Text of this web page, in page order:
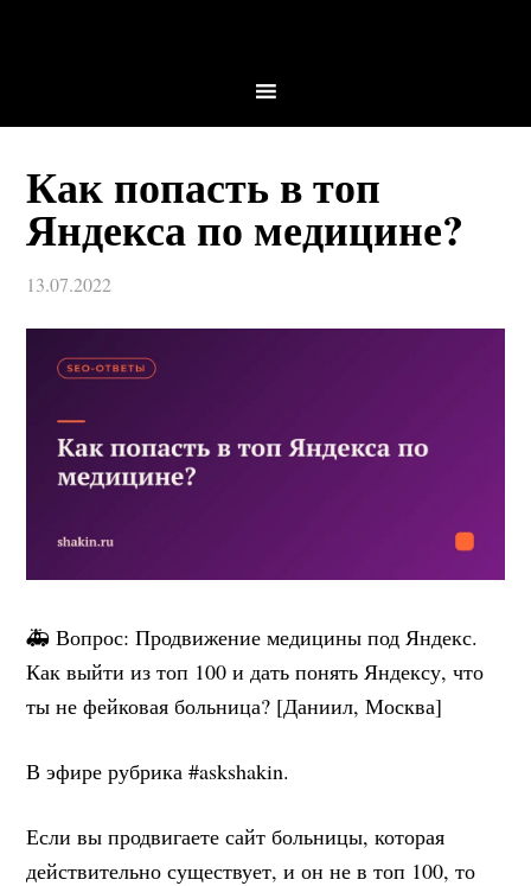
Как попасть в топ
Яндекса по медицине?
13.07.2022
🚑 Вопрос: Продвижение медицины под Яндекс.
Как выйти из топ 100 и дать понять Яндексу, что
ты не фейковая больница? [Даниил, Москва]
В эфире рубрика #askshakin.
Если вы продвигаете сайт больницы, которая
действительно существует, и он не в топ 100, то